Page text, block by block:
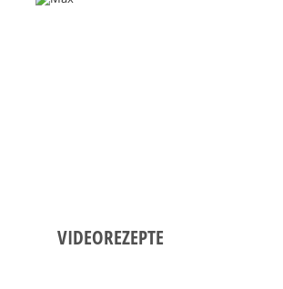
VIDEOREZEPTE